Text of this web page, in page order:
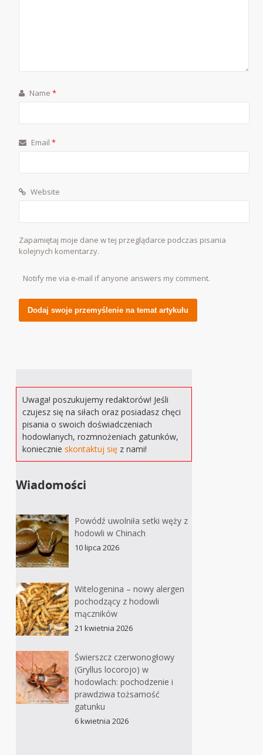
Name*
Email*
Website
Zapamiętaj moje dane w tej przeglądarce podczas pisania
kolejnych komentarzy.
Notify me via e-mail if anyone answers my comment.
Uwaga! poszukujemy redaktorów! Jeśli
czujesz się na siłach oraz posiadasz chęci
pisania o swoich doświadczeniach
hodowlanych, rozmnożeniach gatunków,
koniecznieskontaktuj się z nami!
Wiadomości
Powódź uwolniła setki węży z
hodowli w Chinach
10 lipca 2026
Witelogenina – nowy alergen
pochodzący z hodowli
mączników
21 kwietnia 2026
Świerszcz czerwonogłowy
(Gryllus locorojo) w
hodowlach: pochodzenie i
prawdziwa tożsamość
gatunku
6 kwietnia 2026